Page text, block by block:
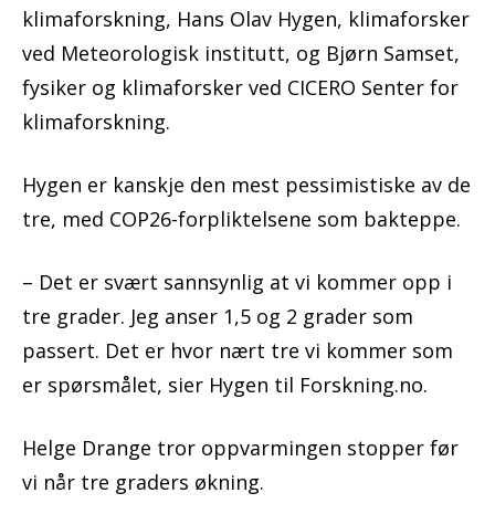
klimaforskning, Hans Olav Hygen, klimaforsker
ved Meteorologisk institutt, og Bjørn Samset,
fysiker og klimaforsker ved CICERO Senter for
klimaforskning.
Hygen er kanskje den mest pessimistiske av de
tre, med COP26-forpliktelsene som bakteppe.
– Det er svært sannsynlig at vi kommer opp i
tre grader. Jeg anser 1,5 og 2 grader som
passert. Det er hvor nært tre vi kommer som
er spørsmålet, sier Hygen til Forskning.no.
Helge Drange tror oppvarmingen stopper før
vi når tre graders økning.